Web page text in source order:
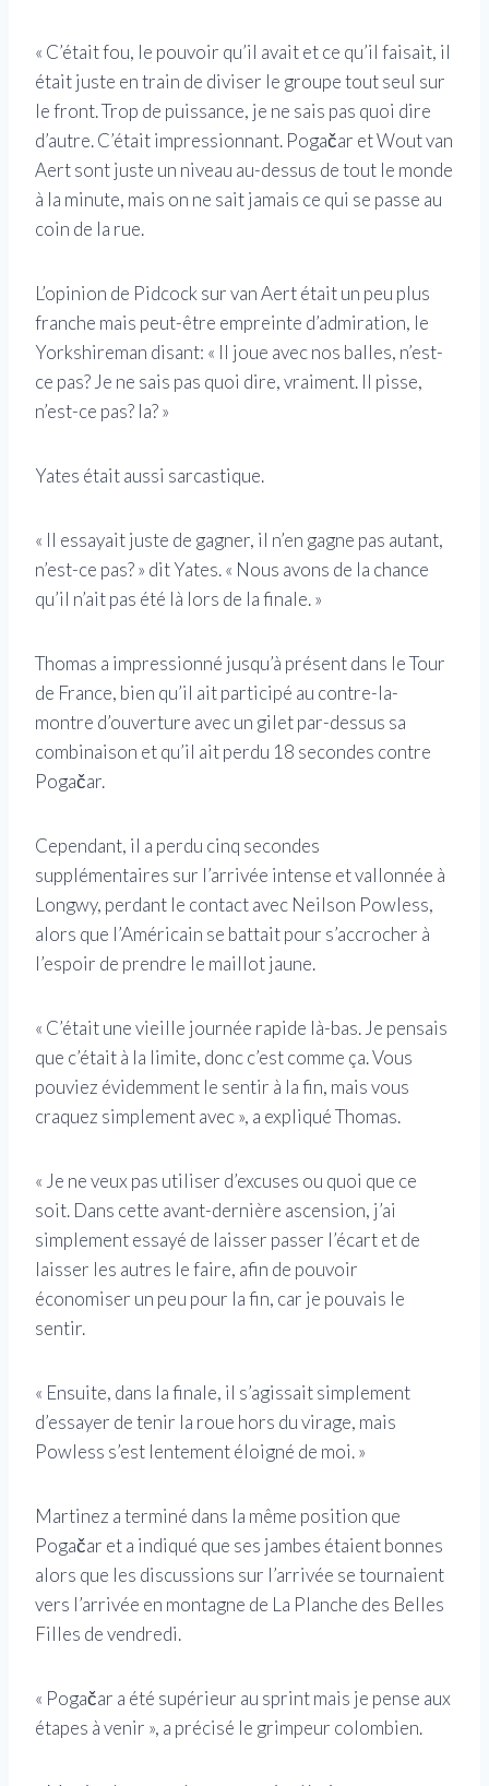
« C’était fou, le pouvoir qu’il avait et ce qu’il faisait, il
était juste en train de diviser le groupe tout seul sur
le front. Trop de puissance, je ne sais pas quoi dire
d’autre. C’était impressionnant. Pogačar et Wout van
Aert sont juste un niveau au-dessus de tout le monde
à la minute, mais on ne sait jamais ce qui se passe au
coin de la rue.
L’opinion de Pidcock sur van Aert était un peu plus
franche mais peut-être empreinte d’admiration, le
Yorkshireman disant: « Il joue avec nos balles, n’est-
ce pas? Je ne sais pas quoi dire, vraiment. Il pisse,
n’est-ce pas? la? »
Yates était aussi sarcastique.
« Il essayait juste de gagner, il n’en gagne pas autant,
n’est-ce pas? » dit Yates. « Nous avons de la chance
qu’il n’ait pas été là lors de la finale. »
Thomas a impressionné jusqu’à présent dans le Tour
de France, bien qu’il ait participé au contre-la-
montre d’ouverture avec un gilet par-dessus sa
combinaison et qu’il ait perdu 18 secondes contre
Pogačar.
Cependant, il a perdu cinq secondes
supplémentaires sur l’arrivée intense et vallonnée à
Longwy, perdant le contact avec Neilson Powless,
alors que l’Américain se battait pour s’accrocher à
l’espoir de prendre le maillot jaune.
« C’était une vieille journée rapide là-bas. Je pensais
que c’était à la limite, donc c’est comme ça. Vous
pouviez évidemment le sentir à la fin, mais vous
craquez simplement avec », a expliqué Thomas.
« Je ne veux pas utiliser d’excuses ou quoi que ce
soit. Dans cette avant-dernière ascension, j’ai
simplement essayé de laisser passer l’écart et de
laisser les autres le faire, afin de pouvoir
économiser un peu pour la fin, car je pouvais le
sentir.
« Ensuite, dans la finale, il s’agissait simplement
d’essayer de tenir la roue hors du virage, mais
Powless s’est lentement éloigné de moi. »
Martinez a terminé dans la même position que
Pogačar et a indiqué que ses jambes étaient bonnes
alors que les discussions sur l’arrivée se tournaient
vers l’arrivée en montagne de La Planche des Belles
Filles de vendredi.
« Pogačar a été supérieur au sprint mais je pense aux
étapes à venir », a précisé le grimpeur colombien.